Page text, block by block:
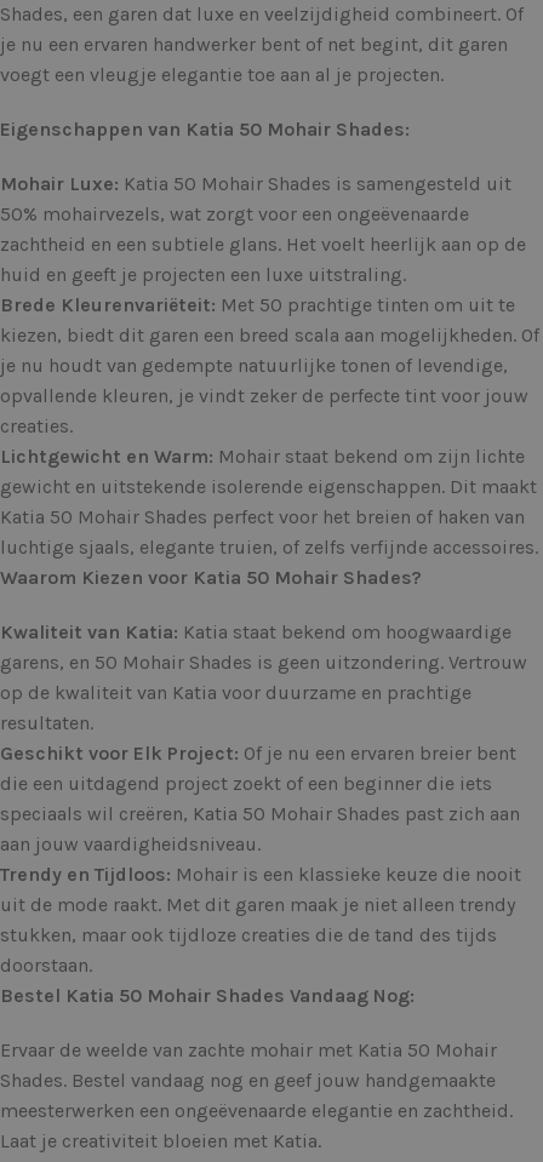
Shades, een garen dat luxe en veelzijdigheid combineert. Of
je nu een ervaren handwerker bent of net begint, dit garen
voegt een vleugje elegantie toe aan al je projecten.
Eigenschappen van Katia 50 Mohair Shades:
Mohair Luxe: Katia 50 Mohair Shades is samengesteld uit
50% mohairvezels, wat zorgt voor een ongeëvenaarde
zachtheid en een subtiele glans. Het voelt heerlijk aan op de
huid en geeft je projecten een luxe uitstraling.
Brede Kleurenvariëteit: Met 50 prachtige tinten om uit te
kiezen, biedt dit garen een breed scala aan mogelijkheden. Of
je nu houdt van gedempte natuurlijke tonen of levendige,
opvallende kleuren, je vindt zeker de perfecte tint voor jouw
creaties.
Lichtgewicht en Warm: Mohair staat bekend om zijn lichte
gewicht en uitstekende isolerende eigenschappen. Dit maakt
Katia 50 Mohair Shades perfect voor het breien of haken van
luchtige sjaals, elegante truien, of zelfs verfijnde accessoires.
Waarom Kiezen voor Katia 50 Mohair Shades?
Kwaliteit van Katia: Katia staat bekend om hoogwaardige
garens, en 50 Mohair Shades is geen uitzondering. Vertrouw
op de kwaliteit van Katia voor duurzame en prachtige
resultaten.
Geschikt voor Elk Project: Of je nu een ervaren breier bent
die een uitdagend project zoekt of een beginner die iets
speciaals wil creëren, Katia 50 Mohair Shades past zich aan
aan jouw vaardigheidsniveau.
Trendy en Tijdloos: Mohair is een klassieke keuze die nooit
uit de mode raakt. Met dit garen maak je niet alleen trendy
stukken, maar ook tijdloze creaties die de tand des tijds
doorstaan.
Bestel Katia 50 Mohair Shades Vandaag Nog:
Ervaar de weelde van zachte mohair met Katia 50 Mohair
Shades. Bestel vandaag nog en geef jouw handgemaakte
meesterwerken een ongeëvenaarde elegantie en zachtheid.
Laat je creativiteit bloeien met Katia.